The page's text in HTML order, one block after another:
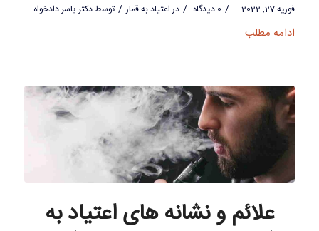
فوریه 27, 2022 / 0 دیدگاه / دراعتیاد به قمار / توسطدکتر یاسر دادخواه
ادامه مطلب
علائم و نشانه های اعتیاد به